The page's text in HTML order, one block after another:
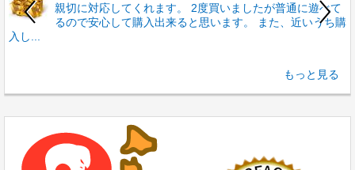
親切に対応してくれます。 2度買いましたが普通に遊べて
るので安心して購入出来ると思います。 また、近いうち購
入し...
もっと見る